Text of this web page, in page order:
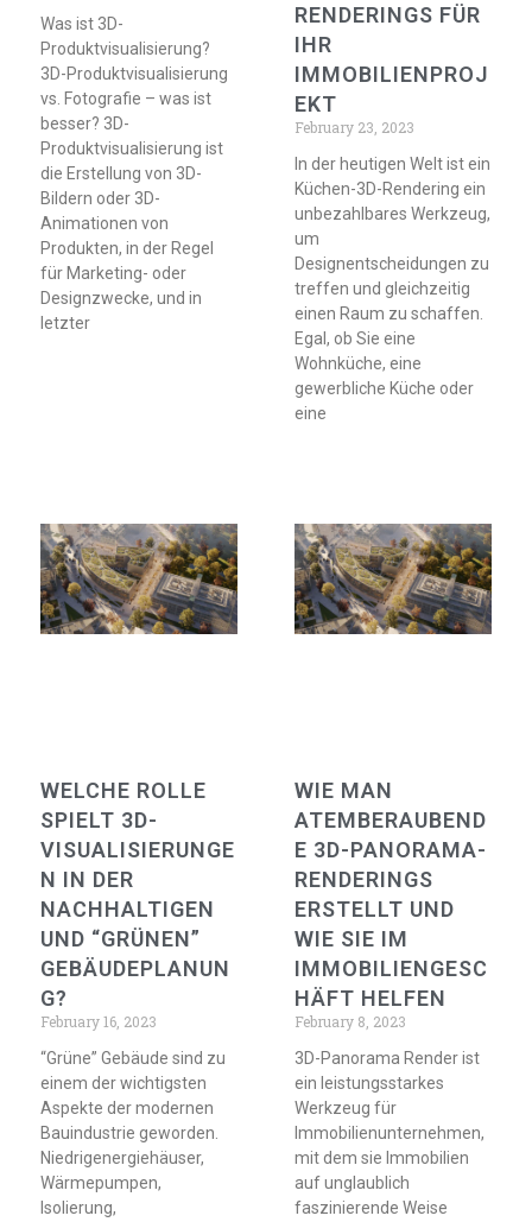
Was ist 3D-
Produktvisualisierung?
3D-Produktvisualisierung
vs. Fotografie – was ist
besser? 3D-
Produktvisualisierung ist
die Erstellung von 3D-
Bildern oder 3D-
Animationen von
Produkten, in der Regel
für Marketing- oder
Designzwecke, und in
letzter
RENDERINGS FÜR
IHR
IMMOBILIENPROJ
EKT
February 23, 2023
In der heutigen Welt ist ein
Küchen-3D-Rendering ein
unbezahlbares Werkzeug,
um
Designentscheidungen zu
treffen und gleichzeitig
einen Raum zu schaffen.
Egal, ob Sie eine
Wohnküche, eine
gewerbliche Küche oder
eine
WELCHE ROLLE
SPIELT 3D-
VISUALISIERUNGE
N IN DER
NACHHALTIGEN
UND “GRÜNEN”
GEBÄUDEPLANUN
G?
February 16, 2023
“Grüne” Gebäude sind zu
einem der wichtigsten
Aspekte der modernen
Bauindustrie geworden.
Niedrigenergiehäuser,
Wärmepumpen,
Isolierung,
WIE MAN
ATEMBERAUBEND
E 3D-PANORAMA-
RENDERINGS
ERSTELLT UND
WIE SIE IM
IMMOBILIENGESC
HÄFT HELFEN
February 8, 2023
3D-Panorama Render ist
ein leistungsstarkes
Werkzeug für
Immobilienunternehmen,
mit dem sie Immobilien
auf unglaublich
faszinierende Weise